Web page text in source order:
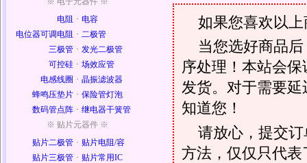
电阻 · 电容
电位器可调电阻 · 二极管
三极管 · 发光二极管
可控硅 · 场效应管
电感线圈 · 晶振滤波器
蜂鸣压垫片 · 保险管灯泡
数码管点阵 · 继电器干簧管
※ 贴片元器件 ※
贴片二极管 · 贴片电阻/容
贴片三极管 · 贴片常用IC
如果您喜欢以
当您选好商品
序处理！本站会
发货。对于需要
知道您！
请放心，提交
方法，仅仅只代